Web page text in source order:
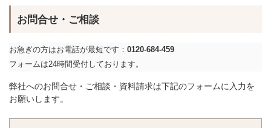
お問合せ・ご相談
お急ぎの方はお電話が最短です： 0120-684-459
フォームは24時間受付しております。
弊社へのお問合せ・ご相談・資料請求は下記のフォームに入力を
お願いします。